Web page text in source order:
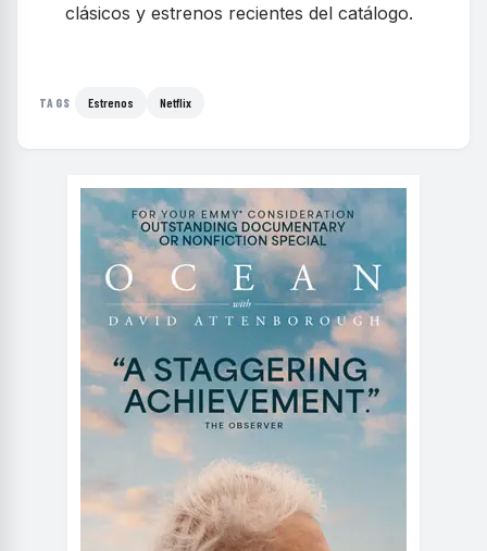
clásicos y estrenos recientes del catálogo.
TAGS Estrenos Netflix